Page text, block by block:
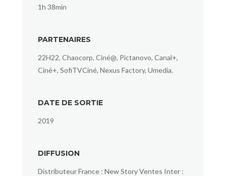
1h 38min
PARTENAIRES
22H22, Chaocorp, Ciné@, Pictanovo, Canal+,
Ciné+, SofiTVCiné, Nexus Factory, Umedia.
DATE DE SORTIE
2019
DIFFUSION
Distributeur France : New Story Ventes Inter :